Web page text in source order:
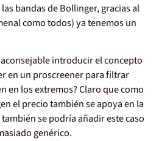
bandas de Bollinger, gracias al
como todos) ya tenemos un
introducir el concepto
en un proscreener para filtrar
en los extremos? Claro que como
el precio también se apoya en la
se podría añadir este caso
genérico.